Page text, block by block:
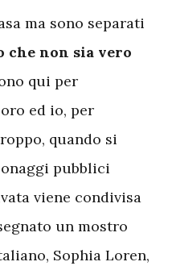
ma sono separati
che non sia vero
qui per
ed io, per
quando si
pubblici
viene condivisa
un mostro
Sophia Loren,